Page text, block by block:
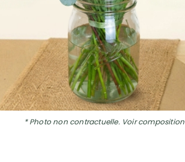
* Photo non contractuelle. Voir composition